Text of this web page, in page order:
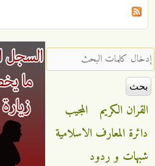
‏إدخال كلمات البحث ‏
القران الكريم
المجيب
دائرة المعارف الاسلامية
شبهات و ردود